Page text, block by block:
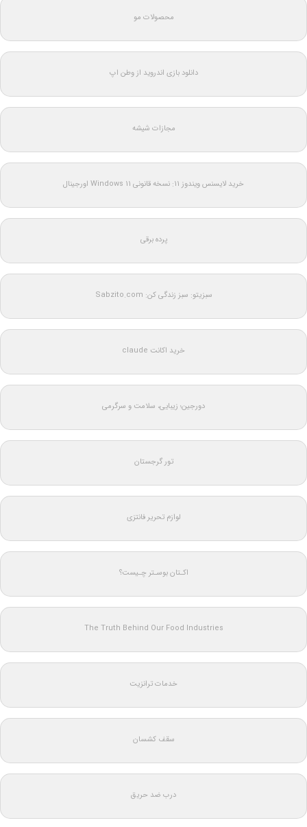
محصولات مو
دانلود بازی اندروید از وطن اپ
مجازات شیشه
خرید لایسنس ویندوز 11: نسخه قانونی Windows 11 اورجینال
پرده برقی
سبزیتو: سبز زندگی کن: Sabzito.com
خرید اکانت claude
دورجین؛ زیبایی، سلامت و سرگرمی
تور گرجستان
لوازم تحریر فانتزی
اکـتان بوسـتر چـیست؟
The Truth Behind Our Food Industries
خدمات ترانزیت
سقف کشسان
درب ضد حریق